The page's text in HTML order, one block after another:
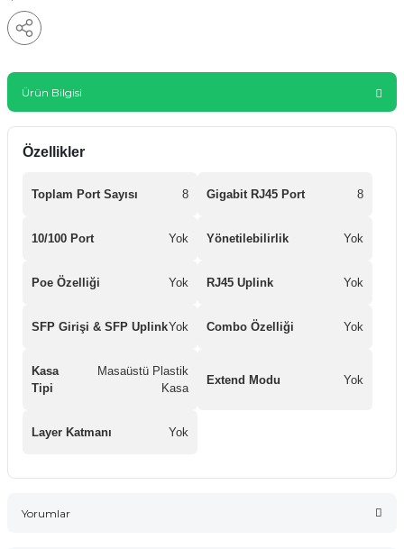
Ürün Bilgisi
Özellikler
Toplam Port Sayısı 8 Gigabit RJ45 Port 8
10/100 Port Yok Yönetilebilirlik Yok
Poe Özelliği Yok RJ45 Uplink Yok
SFP Girişi & SFP UplinkYok Combo Özelliği Yok
Kasa
Tipi
Masaüstü Plastik
Kasa
Extend Modu Yok
Layer Katmanı Yok
Yorumlar